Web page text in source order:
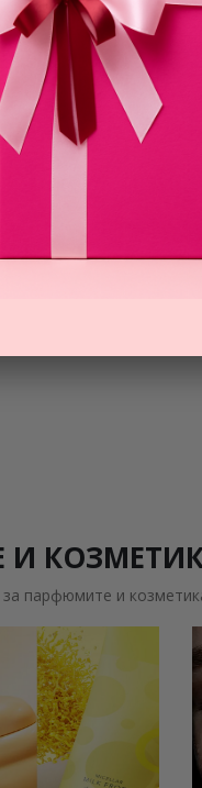
за парфюмите и